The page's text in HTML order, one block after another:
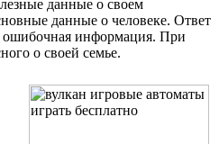
данные о своем
данные о человеке. Ответ
ошибочная информация. При
о своей семье.